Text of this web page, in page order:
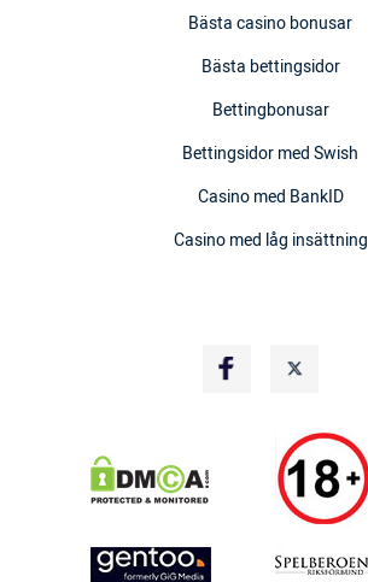
Bästa casino bonusar
Bästa bettingsidor
Bettingbonusar
Bettingsidor med Swish
Casino med BankID
Casino med låg insättning